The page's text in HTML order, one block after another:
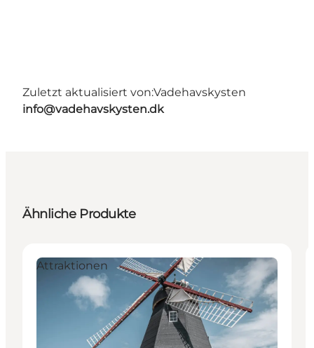
Zuletzt aktualisiert von:Vadehavskysten
info@vadehavskysten.dk
Ähnliche Produkte
Attraktionen